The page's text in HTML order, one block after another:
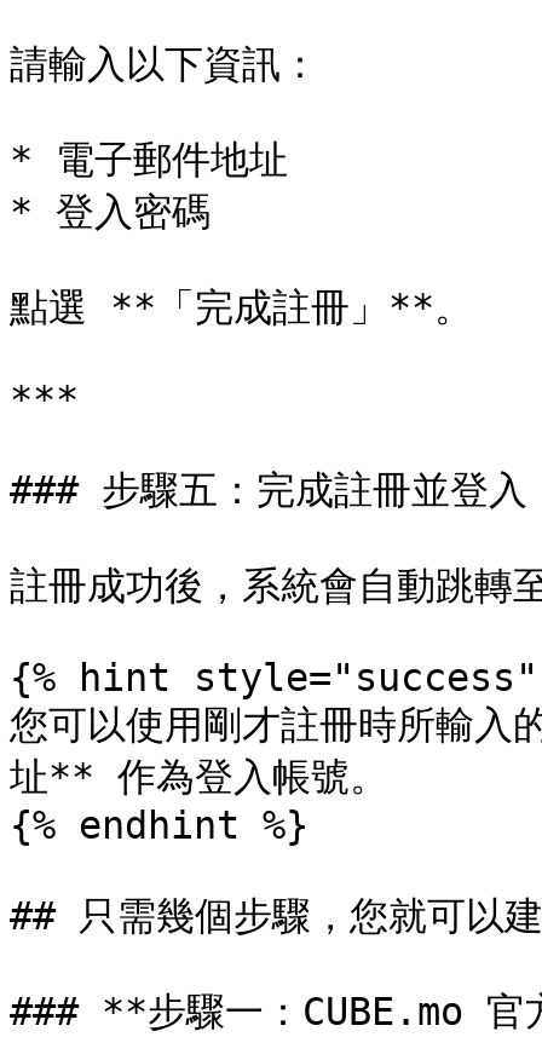
請輸入以下資訊：
* 電子郵件地址
* 登入密碼
點選 **「完成註冊」**。
***
### 步驟五：完成註冊並登入
註冊成功後，系統會自動跳
{% hint style="success"
您可以使用剛才註冊時所輸
址** 作為登入帳號。
{% endhint %}
## 只需幾個步驟，您就可以
### **步驟一：CUBE.mo